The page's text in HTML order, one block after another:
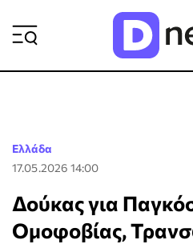
Ελλάδα
17.05.2026 14:00
Δούκας για
Ομοφοβίας,